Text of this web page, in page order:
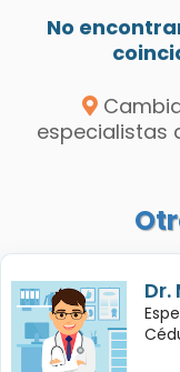
No
especialistas
Dr.